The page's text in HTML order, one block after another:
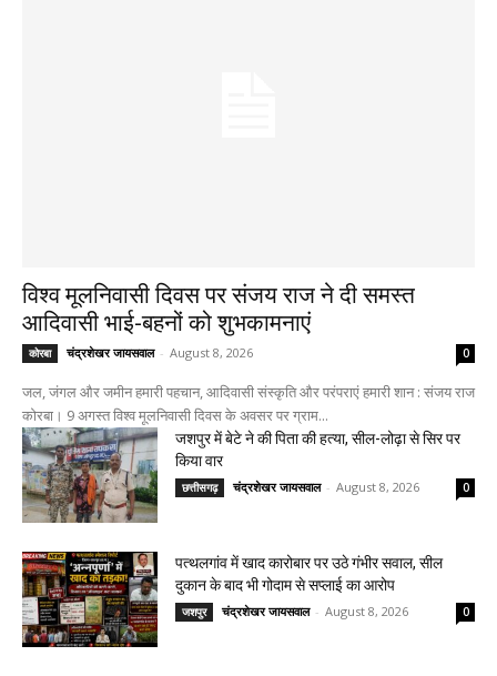
विश्व मूलनिवासी दिवस पर संजय राज ने दी समस्त
आदिवासी भाई-बहनों को शुभकामनाएं
कोरबा चंद्रशेखर जायसवाल - August 8, 2026 0
जल, जंगल और जमीन हमारी पहचान, आदिवासी संस्कृति और परंपराएं हमारी शान : संजय राज
कोरबा। 9 अगस्त विश्व मूलनिवासी दिवस के अवसर पर ग्राम...
जशपुर में बेटे ने की पिता की हत्या, सील-लोढ़ा से सिर पर
किया वार
छत्तीसगढ़ चंद्रशेखर जायसवाल - August 8, 2026 0
पत्थलगांव में खाद कारोबार पर उठे गंभीर सवाल, सील
दुकान के बाद भी गोदाम से सप्लाई का आरोप
जशपुर चंद्रशेखर जायसवाल - August 8, 2026 0